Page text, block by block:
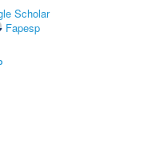
Scholar
Fapesp